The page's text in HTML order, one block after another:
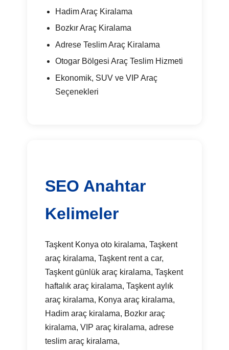
Hadim Araç Kiralama
Bozkır Araç Kiralama
Adrese Teslim Araç Kiralama
Otogar Bölgesi Araç Teslim Hizmeti
Ekonomik, SUV ve VIP Araç
Seçenekleri
SEO Anahtar
Kelimeler
Taşkent Konya oto kiralama, Taşkent
araç kiralama, Taşkent rent a car,
Taşkent günlük araç kiralama, Taşkent
haftalık araç kiralama, Taşkent aylık
araç kiralama, Konya araç kiralama,
Hadim araç kiralama, Bozkır araç
kiralama, VIP araç kiralama, adrese
teslim araç kiralama,